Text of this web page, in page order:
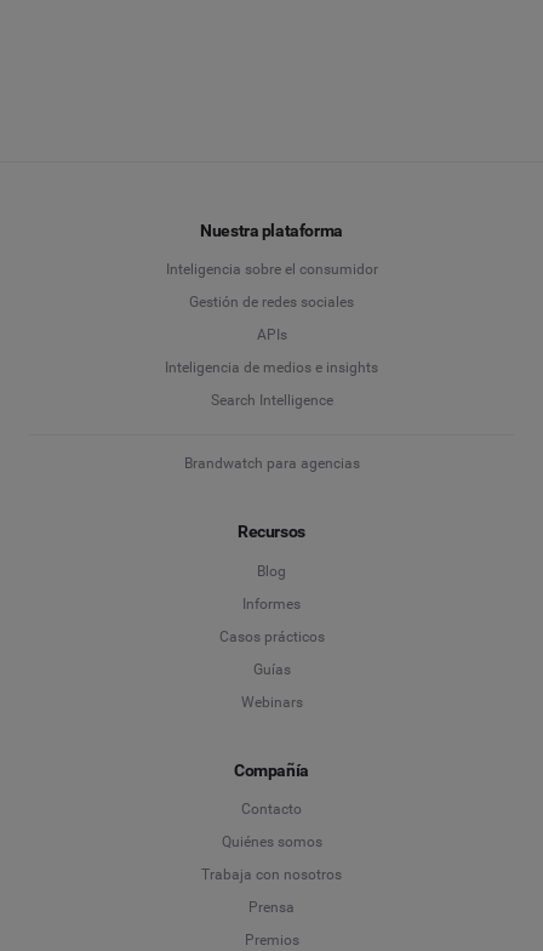
Nuestra plataforma
Inteligencia sobre el consumidor
Gestión de redes sociales
APIs
Inteligencia de medios e insights
Search Intelligence
Brandwatch para agencias
Recursos
Blog
Informes
Casos prácticos
Guías
Webinars
Compañía
Contacto
Quiénes somos
Trabaja con nosotros
Prensa
Premios